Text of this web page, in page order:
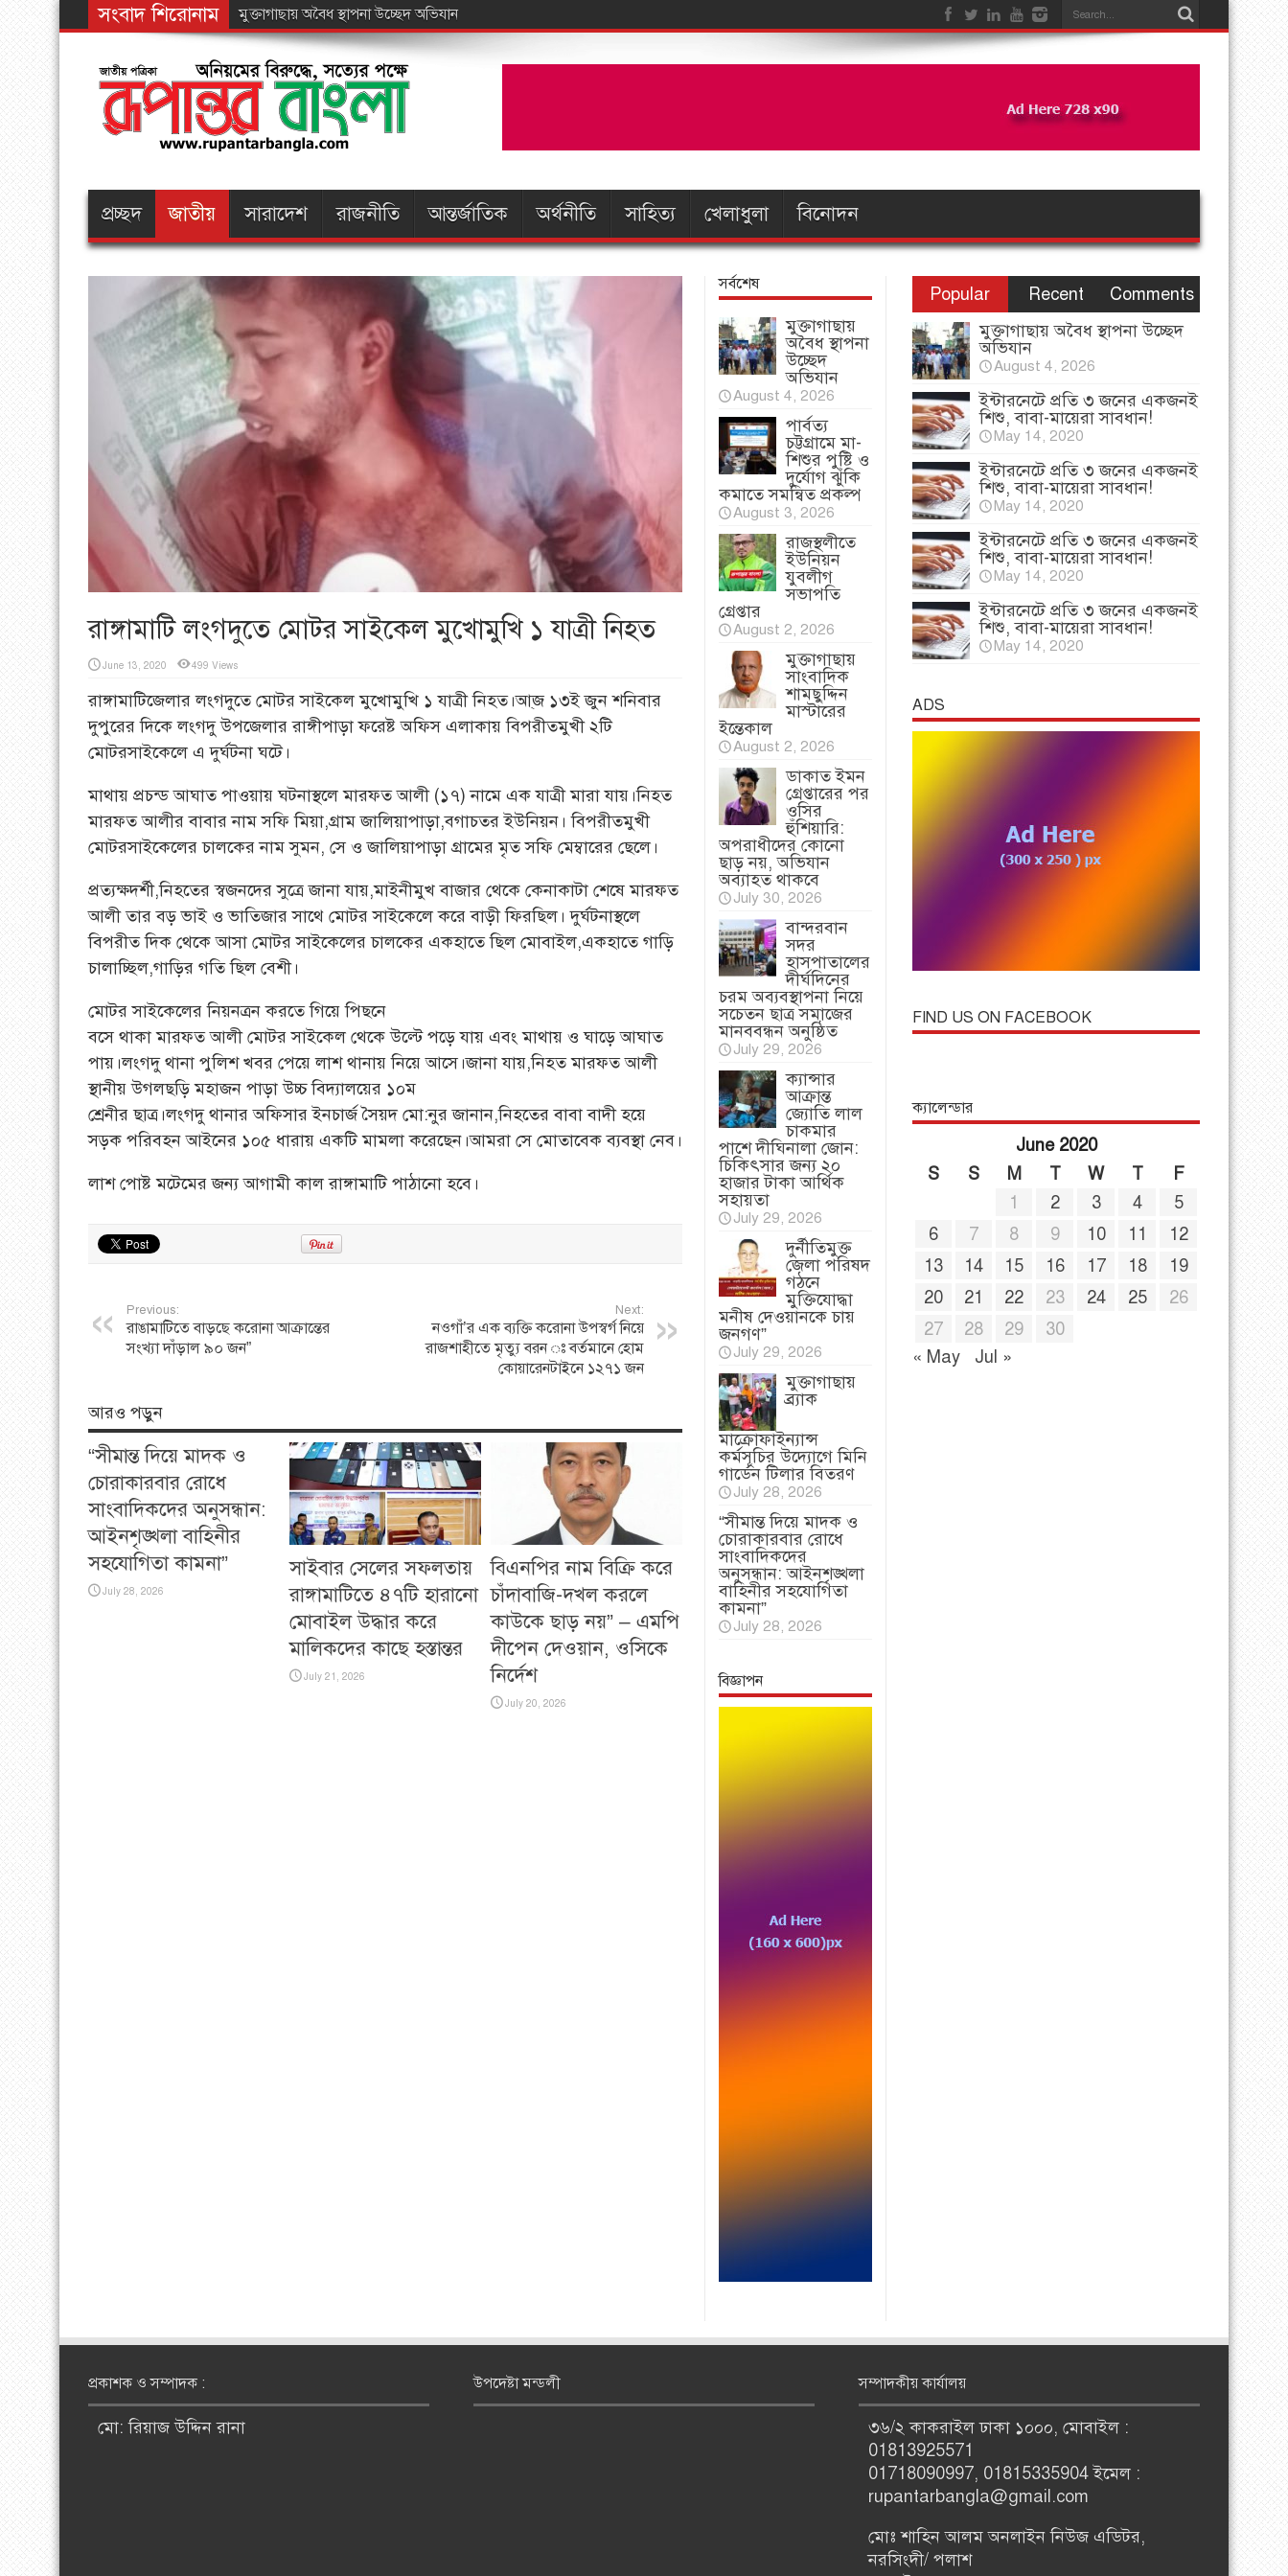
সংবাদ শিরোনাম পার্বত্
প্রচ্ছদ জাতীয় সারাদেশ রাজনীতি আন্তর্জাতিক অর্থনীতি সাহিত্য খেলাধুলা বিনোদন
রাঙ্গামাটি লংগদুতে মোটর সাইকেল মুখোমুখি ১ যাত্রী নিহত
June 13, 2020 499 Views
রাঙ্গামাটিজেলার লংগদুতে মোটর সাইকেল মুখোমুখি ১ যাত্রী নিহত।আ্জ ১৩ই জুন শনিবার
দুপুরের দিকে লংগদু উপজেলার রাঙ্গীপাড়া ফরেষ্ট অফিস এলাকায় বিপরীতমুখী ২টি
মোটরসাইকেলে এ দুর্ঘটনা ঘটে।
মাথায় প্রচন্ড আঘাত পাওয়ায় ঘটনাস্থলে মারফত আলী (১৭) নামে এক যাত্রী মারা যায়।নিহত
মারফত আলীর বাবার নাম সফি মিয়া,গ্রাম জালিয়াপাড়া,বগাচতর ইউনিয়ন। বিপরীতমুখী
মোটরসাইকেলের চালকের নাম সুমন, সে ও জালিয়াপাড়া গ্রামের মৃত সফি মেম্বারের ছেলে।
প্রত্যক্ষদর্শী,নিহতের স্বজনদের সুত্রে জানা যায়,মাইনীমুখ বাজার থেকে কেনাকাটা শেষে মারফত
আলী তার বড় ভাই ও ভাতিজার সাথে মোটর সাইকেলে করে বাড়ী ফিরছিল। দুর্ঘটনাস্থলে
বিপরীত দিক থেকে আসা মোটর সাইকেলের চালকের একহাতে ছিল মোবাইল,একহাতে গাড়ি
চালাচ্ছিল,গাড়ির গতি ছিল বেশী।
মোটর সাইকেলের নিয়নত্রন করতে গিয়ে পিছনে
বসে থাকা মারফত আলী মোটর সাইকেল থেকে উল্টে পড়ে যায় এবং মাথায় ও ঘাড়ে আঘাত
পায়।লংগদু থানা পুলিশ খবর পেয়ে লাশ থানায় নিয়ে আসে।জানা যায়,নিহত মারফত আলী
স্থানীয় উগলছড়ি মহাজন পাড়া উচ্চ বিদ্যালয়ের ১০ম
শ্রেনীর ছাত্র।লংগদু থানার অফিসার ইনচার্জ সৈয়দ মো:নুর জানান,নিহতের বাবা বাদী হয়ে
সড়ক পরিবহন আইনের ১০৫ ধারায় একটি মামলা করেছেন।আমরা সে মোতাবেক ব্যবস্থা নেব।
লাশ পোষ্ট মটেমের জন্য আগামী কাল রাঙ্গামাটি পাঠানো হবে।
Previous:
রাঙামাটিতে বাড়ছে করোনা আক্রান্তের
সংখ্যা দাঁড়াল ৯০ জন”
Next:
নওগাঁ’র এক ব্যক্তি করোনা উপস্বর্গ নিয়ে
রাজশাহীতে মৃত্যু বরন ঃ বর্তমানে হোম
কোয়ারেনটাইনে ১২৭১ জন
আরও পড়ুন
“সীমান্ত দিয়ে মাদক ও
চোরাকারবার রোধে
সাংবাদিকদের অনুসন্ধান:
আইনশৃঙ্খলা বাহিনীর
সহযোগিতা কামনা”
July 28, 2026
সাইবার সেলের সফলতায়
রাঙ্গামাটিতে ৪৭টি হারানো
মোবাইল উদ্ধার করে
মালিকদের কাছে হস্তান্তর
July 21, 2026
বিএনপির নাম বিক্রি করে
চাঁদাবাজি-দখল করলে
কাউকে ছাড় নয়” – এমপি
দীপেন দেওয়ান, ওসিকে
নির্দেশ
July 20, 2026
সর্বশেষ
মুক্তাগাছায়
অবৈধ স্থাপনা
উচ্ছেদ
অভিযান
August 4, 2026
পার্বত্য
চট্টগ্রামে মা-
শিশুর পুষ্টি ও
দুর্যোগ ঝুঁকি
কমাতে সমন্বিত প্রকল্প
August 3, 2026
রাজস্থলীতে
ইউনিয়ন
যুবলীগ
সভাপতি
গ্রেপ্তার
August 2, 2026
মুক্তাগাছায়
সাংবাদিক
শামছুদ্দিন
মাস্টারের
ইন্তেকাল
August 2, 2026
ডাকাত ইমন
গ্রেপ্তারের পর
ওসির
হুঁশিয়ারি:
অপরাধীদের কোনো
ছাড় নয়, অভিযান
অব্যাহত থাকবে
July 30, 2026
বান্দরবান
সদর
হাসপাতালের
দীর্ঘদিনের
চরম অব্যবস্থাপনা নিয়ে
সচেতন ছাত্র সমাজের
মানববন্ধন অনুষ্ঠিত
July 29, 2026
ক্যান্সার
আক্রান্ত
জ্যোতি লাল
চাকমার
পাশে দীঘিনালা জোন:
চিকিৎসার জন্য ২০
হাজার টাকা আর্থিক
সহায়তা
July 29, 2026
দুর্নীতিমুক্ত
জেলা পরিষদ
গঠনে
মুক্তিযোদ্ধা
মনীষ দেওয়ানকে চায়
জনগণ”
July 29, 2026
মুক্তাগাছায়
ব্র্যাক
মাক্রোফাইন্যান্স
কর্মসূচির উদ্যোগে মিনি
গার্ডেন টিলার বিতরণ
July 28, 2026
“সীমান্ত দিয়ে মাদক ও
চোরাকারবার রোধে
সাংবাদিকদের
অনুসন্ধান: আইনশৃঙ্খলা
বাহিনীর সহযোগিতা
কামনা”
July 28, 2026
বিজ্ঞাপন
Popular Recent
Comments
মুক্তাগাছায় অবৈধ স্থাপনা উচ্ছেদ
অভিযান
August 4, 2026
ইন্টারনেটে প্রতি ৩ জনের একজনই
শিশু, বাবা-মায়েরা সাবধান!
May 14, 2020
ইন্টারনেটে প্রতি ৩ জনের একজনই
শিশু, বাবা-মায়েরা সাবধান!
May 14, 2020
ইন্টারনেটে প্রতি ৩ জনের একজনই
শিশু, বাবা-মায়েরা সাবধান!
May 14, 2020
ইন্টারনেটে প্রতি ৩ জনের একজনই
শিশু, বাবা-মায়েরা সাবধান!
May 14, 2020
ADS
FIND US ON FACEBOOK
ক্যালেন্ডার
June 2020
S
S M T W T
F
1
2 3 4
5
6
7 8 9 10 11
12
13
14 15 16 17 18
19
20
21 22 23 24 25
26
27
28 29
30
« May
Jul »
প্রকাশক ও সম্পাদক :
মো: রিয়াজ উদ্দিন রানা
উপদেষ্টা মন্ডলী সম্পাদকীয় কার্যালয়
৩৬/২ কাকরাইল ঢাকা ১০০০, মোবাইল :
01813925571
01718090997, 01815335904 ইমেল :
rupantarbangla@gmail.com
মোঃ শাহিন আলম অনলাইন নিউজ এডিটর,
নরসিংদী/ পলাশ